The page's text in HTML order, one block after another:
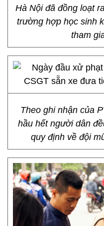
Hà Nội đã đồng loạt
trường hợp học sinh
tham
Theo ghi nhận của
hầu hết người dân
quy định về đội